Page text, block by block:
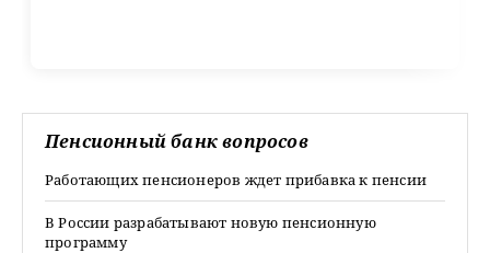
Пенсионный банк вопросов
Работающих пенсионеров ждет прибавка к пенсии
В России разрабатывают новую пенсионную
программу